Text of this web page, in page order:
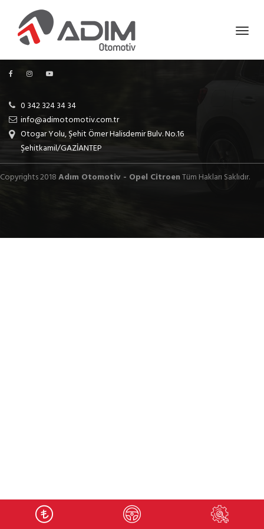
0 342 324 34 34
info@adimotomotiv.com.tr
Otogar Yolu, Şehit Ömer Halisdemir Bulv. No.16
Şehitkamil/GAZİANTEP
Copyrights 2018Adım Otomotiv - Opel CitroenTüm Hakları Saklıdır.